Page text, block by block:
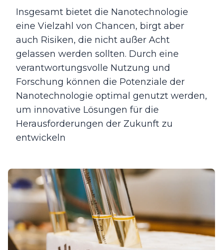
Insgesamt bietet die Nanotechnologie
eine Vielzahl von Chancen, birgt aber
auch Risiken, die nicht außer Acht
gelassen werden sollten. Durch eine
verantwortungsvolle Nutzung und
Forschung können die Potenziale der
Nanotechnologie optimal genutzt werden,
um innovative Lösungen für die
Herausforderungen der Zukunft zu
entwickeln